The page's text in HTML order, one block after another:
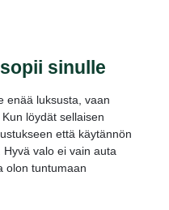
sinulle
enää luksusta, vaan
löydät sellaisen
että käytännön
valo ei vain auta
olon tuntumaan